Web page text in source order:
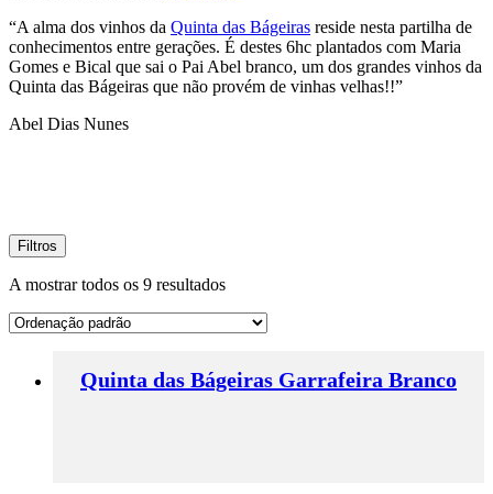
“A alma dos vinhos da Quinta das Bágeiras reside nesta partilha de
conhecimentos entre gerações. É destes 6hc plantados com Maria
Gomes e Bical que sai o Pai Abel branco, um dos grandes vinhos da
Quinta das Bágeiras que não provém de vinhas velhas!!”
Abel Dias Nunes
Filtros
A mostrar todos os 9 resultados
Quinta das Bágeiras Garrafeira Branco